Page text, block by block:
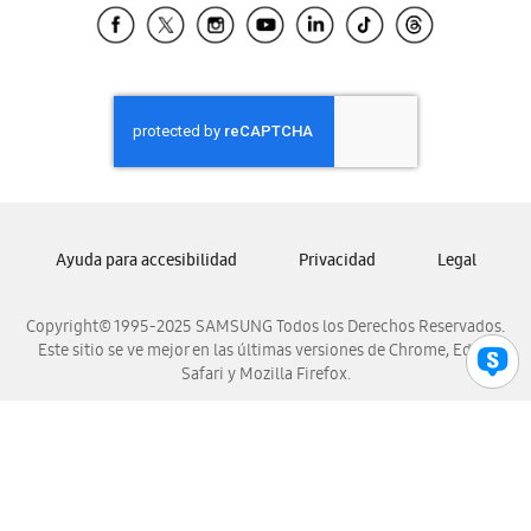
Samsung El Salvador
Samsung Honduras
Samsung Nicaragua
Samsung Panamá
Samsung Venezuela
Copyright© 1995-2025 SAMSUNG Todos los Derechos Reservados.
Este sitio se ve mejor en las últimas versiones de Chrome, Edge,
Safari y Mozilla Firefox.
Ayuda para accesibilidad Privacidad Legal